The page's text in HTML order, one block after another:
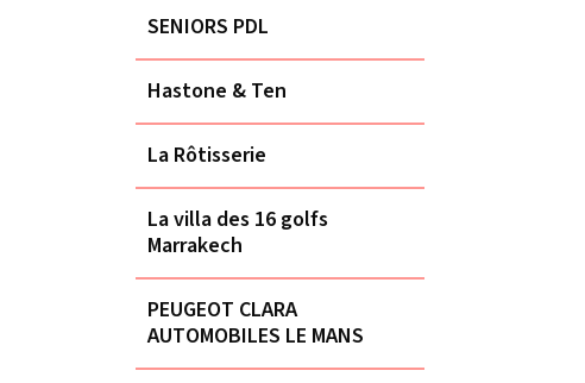
SENIORS PDL
Hastone & Ten
La Rôtisserie
La villa des 16 golfs
Marrakech
PEUGEOT CLARA
AUTOMOBILES LE MANS